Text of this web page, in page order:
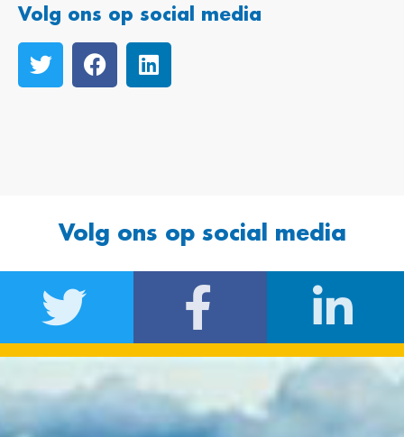
Volg ons op social media
Volg ons op social media